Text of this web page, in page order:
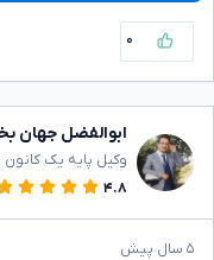
۰
ابوالفضل جهان
وکیل پایه یک کانون
۴.۸
۵ سال پیش